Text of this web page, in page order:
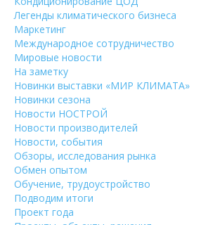
Легенды климатического бизнеса
Маркетинг
Международное сотрудничество
Мировые новости
На заметку
Новинки выставки «МИР КЛИМАТА»
Новинки сезона
Новости НОСТРОЙ
Новости производителей
Новости, события
Обзоры, исследования рынка
Обмен опытом
Обучение, трудоустройство
Подводим итоги
Проект года